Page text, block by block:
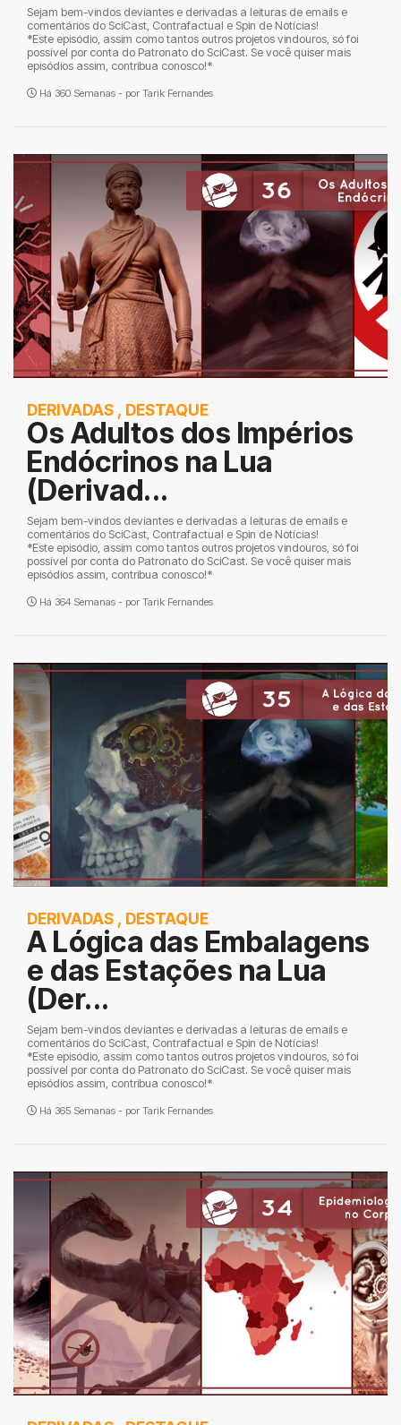
Sejam bem-vindos deviantes e derivadas a leituras de emails e
comentários do SciCast, Contrafactual e Spin de Notícias!
*Este episódio, assim como tantos outros projetos vindouros, só foi
possível por conta do Patronato do SciCast. Se você quiser mais
episódios assim, contribua conosco!*
Há 360 Semanas - por Tarik Fernandes
DERIVADAS , DESTAQUE
Os Adultos dos Impérios
Endócrinos na Lua
(Derivad...
Sejam bem-vindos deviantes e derivadas a leituras de emails e
comentários do SciCast, Contrafactual e Spin de Notícias!
*Este episódio, assim como tantos outros projetos vindouros, só foi
possível por conta do Patronato do SciCast. Se você quiser mais
episódios assim, contribua conosco!*
Há 364 Semanas - por Tarik Fernandes
DERIVADAS , DESTAQUE
A Lógica das Embalagens
e das Estações na Lua
(Der...
Sejam bem-vindos deviantes e derivadas a leituras de emails e
comentários do SciCast, Contrafactual e Spin de Notícias!
*Este episódio, assim como tantos outros projetos vindouros, só foi
possível por conta do Patronato do SciCast. Se você quiser mais
episódios assim, contribua conosco!*
Há 365 Semanas - por Tarik Fernandes